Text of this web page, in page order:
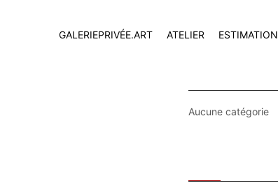
GALERIEPRIVÉE.ART ATELIER ESTIMATION
Aucune catégorie